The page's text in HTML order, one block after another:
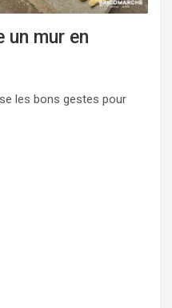
un mur en
les bons gestes pour